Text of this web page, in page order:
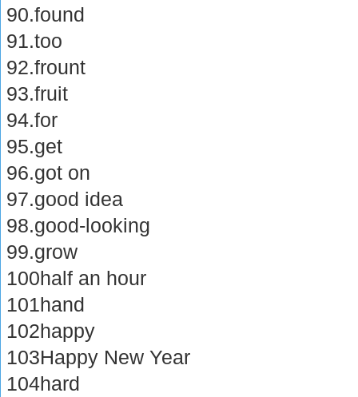
90.found
91.too
92.frount
93.fruit
94.for
95.get
96.got on
97.good idea
98.good-looking
99.grow
100half an hour
101hand
102happy
103Happy New Year
104hard